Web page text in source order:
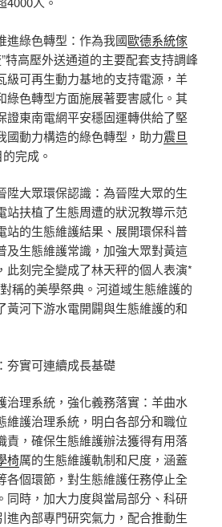
進綠色轉型：作為我國歐德系統傢
特高壓外送通道的主要配套支持調峰
級可再生動力基地的支持電源，羊
綠色轉型方面施展著要害感化。其
證東南電網平安穩固運轉供給了堅
國動力構造的綠色轉型，助力震旦
完成。
陞大眾環保認識：為晉陞大眾的生
站扶植了生態周遭的狀況教導示范
站的生態維護結果、展開環保科普
及生態維護常識，加強大眾對黃這
此刻完全變成了林天秤的個人表演*
稱的美學祭典。河道域生態維護的
黃河下游水電開闢與生態維護的和
夯實可連續成長基礎
治理系統，強化義務落實：羊曲水
維護治理系統，明白各部分和職位
責，確保生態維護辦法獲得有用落
椅厲的生態維護軌制和尺度，涵蓋
各個環節，對生態維護任務停止全
同時，加大力度與當局部分、科研
進內部專門研究氣力，配合推動生